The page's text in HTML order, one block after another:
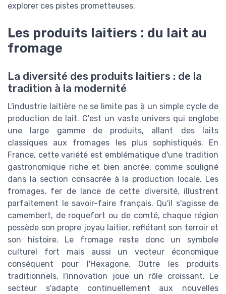
explorer ces pistes prometteuses.
Les produits laitiers : du lait au
fromage
La diversité des produits laitiers : de la
tradition à la modernité
L'industrie laitière ne se limite pas à un simple cycle de
production de lait. C'est un vaste univers qui englobe
une large gamme de produits, allant des laits
classiques aux fromages les plus sophistiqués. En
France, cette variété est emblématique d'une tradition
gastronomique riche et bien ancrée, comme souligné
dans la section consacrée à la production locale. Les
fromages, fer de lance de cette diversité, illustrent
parfaitement le savoir-faire français. Qu'il s'agisse de
camembert, de roquefort ou de comté, chaque région
possède son propre joyau laitier, reflétant son terroir et
son histoire. Le fromage reste donc un symbole
culturel fort mais aussi un vecteur économique
conséquent pour l'Hexagone. Outre les produits
traditionnels, l'innovation joue un rôle croissant. Le
secteur s'adapte continuellement aux nouvelles